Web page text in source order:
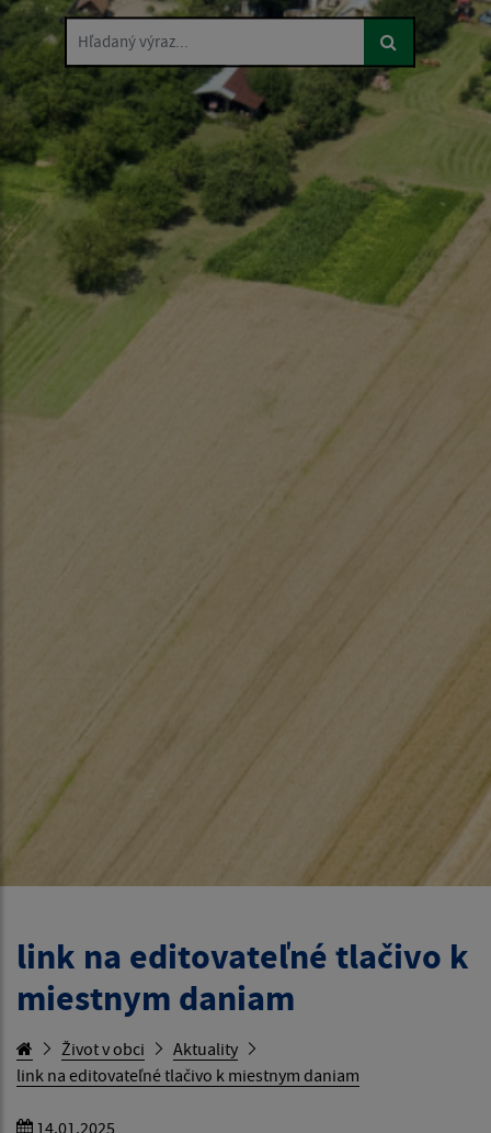
Hľadaný výraz...
link na editovateľné tlačivo k
miestnym daniam
Život v obci
Aktuality
link na editovateľné tlačivo k miestnym daniam
14.01.2025